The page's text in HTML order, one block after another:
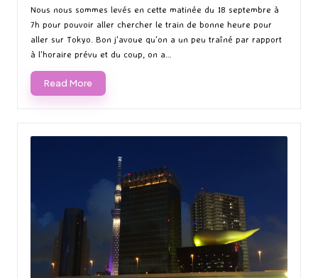
by
Nous nous sommes levés en cette matinée du 18 septembre à
7h pour pouvoir aller chercher le train de bonne heure pour
aller sur Tokyo. Bon j'avoue qu'on a un peu traîné par rapport
à l'horaire prévu et du coup, on a…
Read More